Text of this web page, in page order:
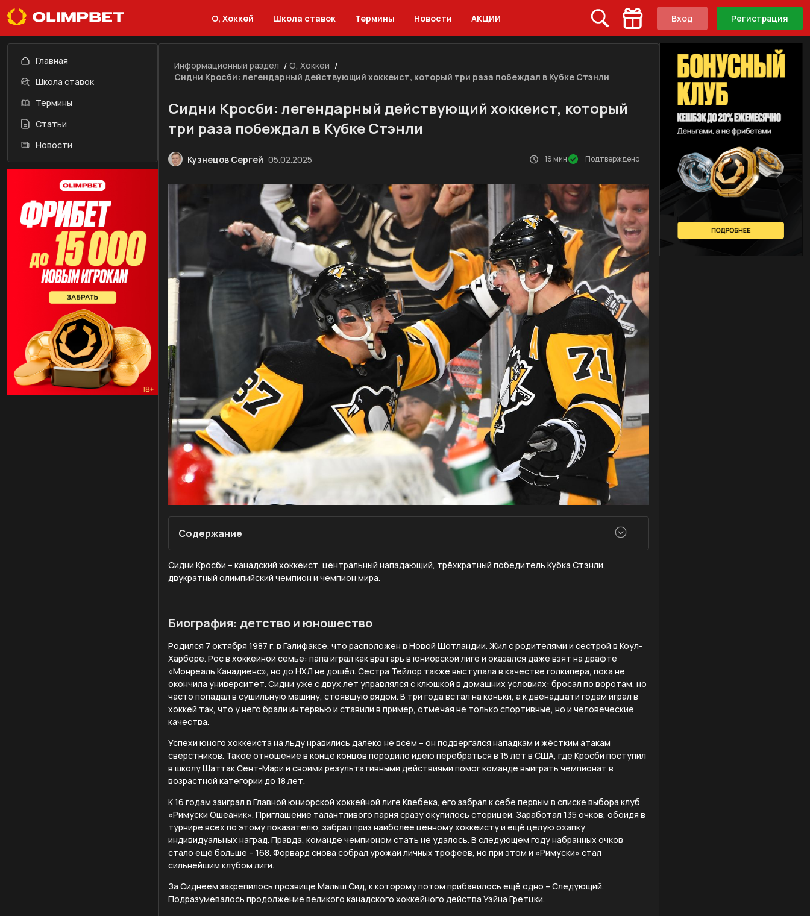
О, Хоккей Школа ставок Термины Новости АКЦИИ Вход Регистрация
Главная
Школа ставок
Термины
Статьи
Новости
Информационный раздел / О, Хоккей /
Сидни Кросби: легендарный действующий хоккеист, который три раза побеждал в Кубке Стэнли
Сидни Кросби: легендарный действующий хоккеист, который
три раза побеждал в Кубке Стэнли
Кузнецов Сергей 05.02.2025 19 мин Подтверждено
Содержание
Сидни Кросби – канадский хоккеист, центральный нападающий, трёхкратный победитель Кубка Стэнли,
двукратный олимпийский чемпион и чемпион мира.
Биография: детство и юношество
Родился 7 октября 1987 г. в Галифаксе, что расположен в Новой Шотландии. Жил с родителями и сестрой в Коул-
Харборе. Рос в хоккейной семье: папа играл как вратарь в юниорской лиге и оказался даже взят на драфте
«Монреаль Канадиенс», но до НХЛ не дошёл. Сестра Тейлор также выступала в качестве голкипера, пока не
окончила университет. Сидни уже с двух лет управлялся с клюшкой в домашних условиях: бросал по воротам, но
часто попадал в сушильную машину, стоявшую рядом. В три года встал на коньки, а к двенадцати годам играл в
хоккей так, что у него брали интервью и ставили в пример, отмечая не только спортивные, но и человеческие
качества.
Успехи юного хоккеиста на льду нравились далеко не всем – он подвергался нападкам и жёстким атакам
сверстников. Такое отношение в конце концов породило идею перебраться в 15 лет в США, где Кросби поступил
в школу Шаттак Сент-Мари и своими результативными действиями помог команде выиграть чемпионат в
возрастной категории до 18 лет.
К 16 годам заиграл в Главной юниорской хоккейной лиге Квебека, его забрал к себе первым в списке выбора клуб
«Римуски Ошеаник». Приглашение талантливого парня сразу окупилось сторицей. Заработал 135 очков, обойдя в
турнире всех по этому показателю, забрал приз наиболее ценному хоккеисту и ещё целую охапку
индивидуальных наград. Правда, команде чемпионом стать не удалось. В следующем году набранных очков
стало ещё больше – 168. Форвард снова собрал урожай личных трофеев, но при этом и «Римуски» стал
сильнейшим клубом лиги.
За Сиднеем закрепилось прозвище Малыш Сид, к которому потом прибавилось ещё одно – Следующий.
Подразумевалось продолжение великого канадского хоккейного действа Уэйна Гретцки.